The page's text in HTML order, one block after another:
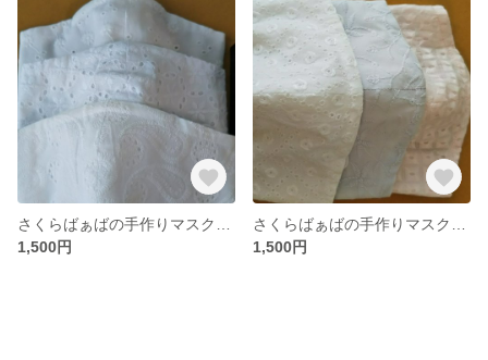
1,500円
1,500円